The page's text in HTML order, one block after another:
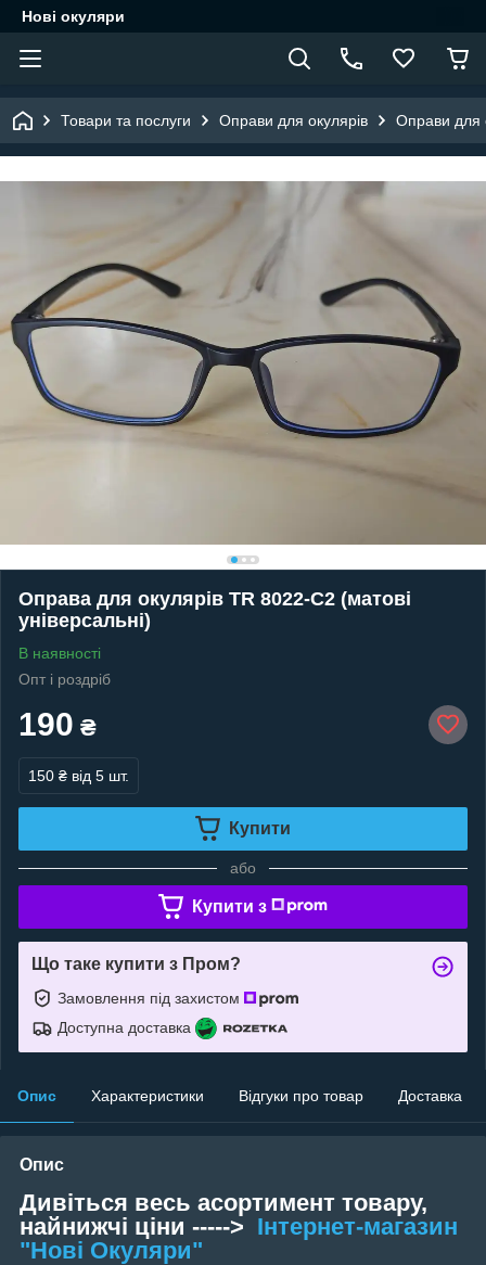
Нові окуляри
Товари та послуги Оправи для окулярів Оправи для
Оправа для окулярів TR 8022-C2 (матові
універсальні)
В наявності
Опт і роздріб
190 ₴
150 ₴ від 5 шт.
Купити
або
Купити з
Що таке купити з Пром?
Замовлення під захистом
Доступна доставка
Опис Характеристики Відгуки про товар Доставка
Опис
Дивіться весь асортимент товару,
найнижчі ціни -----> Інтернет-магазин
"Нові Окуляри"